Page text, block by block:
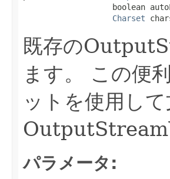
boolean
Charset
既存の
ます。
この便
ットを使用し
パラメータ: